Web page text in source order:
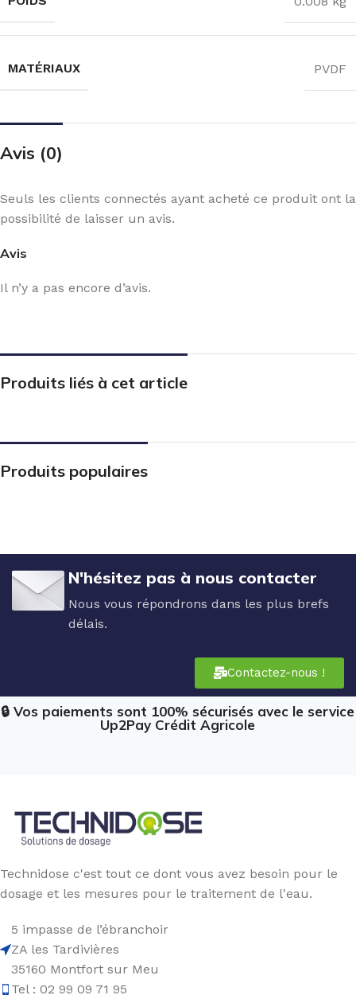
MATÉRIAUX PVDF
Avis (0)
Avis
Il n’y a pas encore d’avis.
Seuls les clients connectés ayant acheté ce produit ont la
possibilité de laisser un avis.
Produits liés à cet article
Produits populaires
N'hésitez pas à nous contacter
Nous vous répondrons dans les plus brefs
délais.
Contactez-nous !
🔒 Vos paiements sont 100% sécurisés avec le service
Up2Pay Crédit Agricole
Technidose c'est tout ce dont vous avez besoin pour le
dosage et les mesures pour le traitement de l'eau.
5 impasse de l’ébranchoir
ZA les Tardivières
35160 Montfort sur Meu
Tel : 02 99 09 71 95